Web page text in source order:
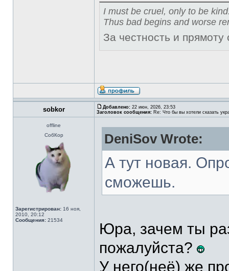
I must be cruel, only to be
Thus bad begins and worse
За честность и
sobkor Добавлено: 22 июн, 2026, 23:53
Заголовок сообщения: Re: Что бы вы хотели сказать
offline
СобКор
Зарегистрирован: 16 ноя,
2010, 20:12
Сообщения: 21534
DeniSov Wrote:
А тут новая.
сможешь.
Юра, зачем ты
пожалуйста?
У него(неё) же